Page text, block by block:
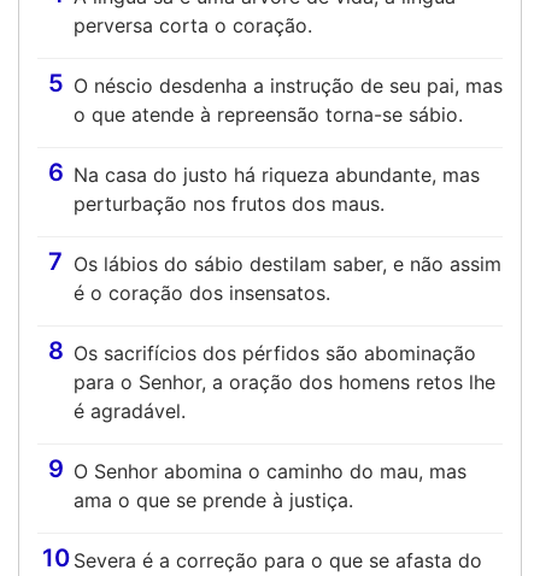
perversa corta o coração.
5 O néscio desdenha a instrução de seu pai, mas
o que atende à repreensão torna-se sábio.
6 Na casa do justo há riqueza abundante, mas
perturbação nos frutos dos maus.
7 Os lábios do sábio destilam saber, e não assim
é o coração dos insensatos.
8 Os sacrifícios dos pérfidos são abominação
para o Senhor, a oração dos homens retos lhe
é agradável.
9 O Senhor abomina o caminho do mau, mas
ama o que se prende à justiça.
10 Severa é a correção para o que se afasta do